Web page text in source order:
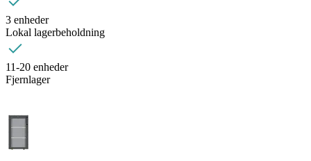
3 enheder
Lokal lagerbeholdning
11-20 enheder
Fjernlager